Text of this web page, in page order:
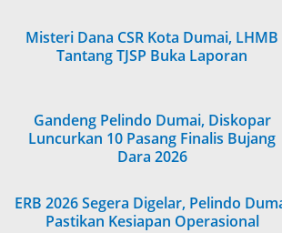
Misteri Dana CSR Kota Dumai, LHMB
Tantang TJSP Buka Laporan
Gandeng Pelindo Dumai, Diskopar
Luncurkan 10 Pasang Finalis Bujang
Dara 2026
ERB 2026 Segera Digelar, Pelindo
Pastikan Kesiapan Operasional